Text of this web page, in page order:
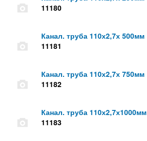
11180
Канал. труба 110х2,7х 500мм
11181
Канал. труба 110х2,7х 750мм
11182
Канал. труба 110х2,7х1000мм
11183